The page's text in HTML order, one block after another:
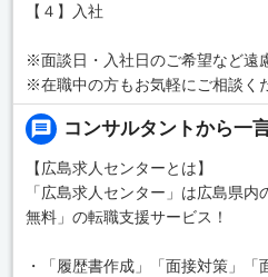
【４】入社
※面談日・入社日のご希望など遠
※在職中の方もお気軽にご相談く
コンサルタントから一
【広島求人センターとは】
「広島求人センター」は広島県
無料」の転職支援サービス！
・「履歴書作成」「面接対策」